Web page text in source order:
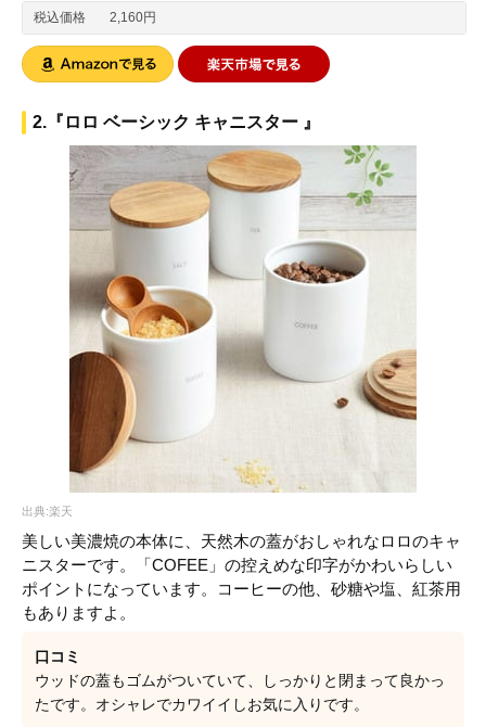
税込価格 2,160円
2.『ロロ ベーシック キャニスター 』
出典:楽天
美しい美濃焼の本体に、天然木の蓋がおしゃれなロロのキャ
ニスターです。「COFEE」の控えめな印字がかわいらしい
ポイントになっています。コーヒーの他、砂糖や塩、紅茶用
もありますよ。
口コミ
ウッドの蓋もゴムがついていて、しっかりと閉まって良かっ
たです。オシャレでカワイイしお気に入りです。